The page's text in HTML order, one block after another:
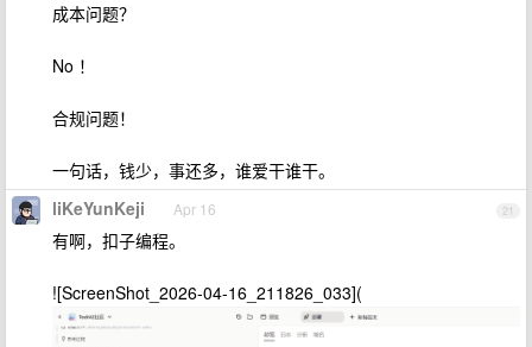
成本问题？
No ！
合规问题！
一句话，钱少，事还多，谁爱干谁干。
21
liKeYunKeji Apr 16
有啊，扣子编程。
![ScreenShot_2026-04-16_211826_033](